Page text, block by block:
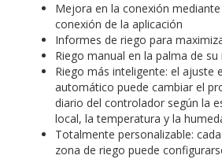
Mejora en la conexión
conexión de la aplicación
Informes de riego para
Riego manual en la palma de su
Riego más inteligente: el ajuste
automático puede cambiar el
diario del controlador según la
local, la temperatura y la
Totalmente personalizable:
zona de riego puede